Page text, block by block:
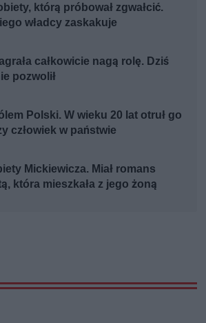
którą próbował zgwałcić.
władcy zaskakuje
całkowicie nagą rolę. Dziś
pozwolił
Polski. W wieku 20 lat otruł go
człowiek w państwie
Mickiewicza. Miał romans
która mieszkała z jego żoną